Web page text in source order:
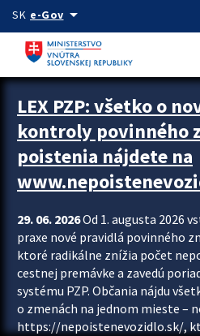
Preskocit na hlavný obsah
SK e-Govarrow_drop_down
Zastavit automatický posun upútavok
LEX PZP: všetko o
kontroly povinného
poistenia nájdete na
29. 06. 2026Od 1. augusta 2026
praxe nové pravidlá povinného
ktoré radikálne znížia počet
cestnej premávke a zavedú
systému PZP. Občania nájdu
o zmenách na jednom mieste –
https://nepoistenevozidlo.sk/,